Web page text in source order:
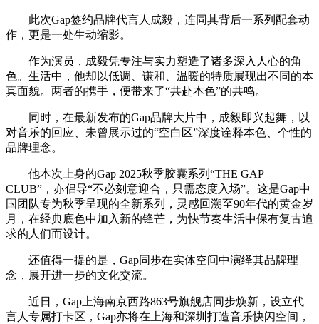
此次Gap签约品牌代言人成毅，连同其背后一系列配套动
作，更是一处生动缩影。
作为演员，成毅凭专注与实力塑造了诸多深入人心的角
色。生活中，他却以低调、谦和、温暖的特质展现出不同的本
真面貌。两者的携手，便带来了“共赴本色”的共鸣。
同时，在最新发布的Gap品牌大片中，成毅即兴起舞，以
对音乐的回应、未曾展示过的“空白区”深度诠释本色、个性的
品牌理念。
他本次上身的Gap 2025秋季胶囊系列“THE GAP
CLUB”，亦倡导“不必刻意迎合，只需态度入场”。这是Gap中
国团队专为秋季呈现的全新系列，灵感回溯至90年代的黄金岁
月，在经典底色中加入新的锋芒，为快节奏生活中保有复古追
求的人们而设计。
还值得一提的是，Gap同步在实体空间中演绎其品牌理
念，展开进一步的文化交流。
近日，Gap上海南京西路863号旗舰店同步焕新，设立代
言人专属打卡区，Gap亦将在上海和深圳打造音乐快闪空间，